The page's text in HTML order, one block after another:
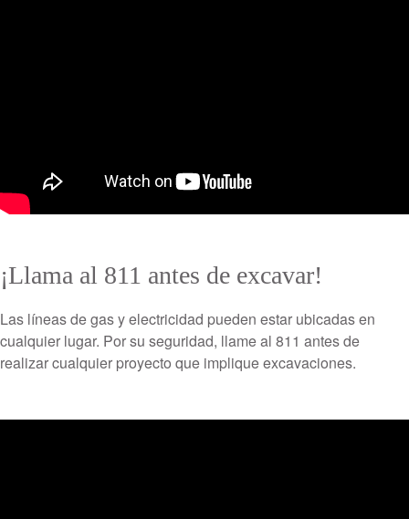
¡Llama al 811 antes de excavar!
Las líneas de gas y electricidad pueden estar ubicadas en
cualquier lugar. Por su seguridad, llame al 811 antes de
realizar cualquier proyecto que implique excavaciones.